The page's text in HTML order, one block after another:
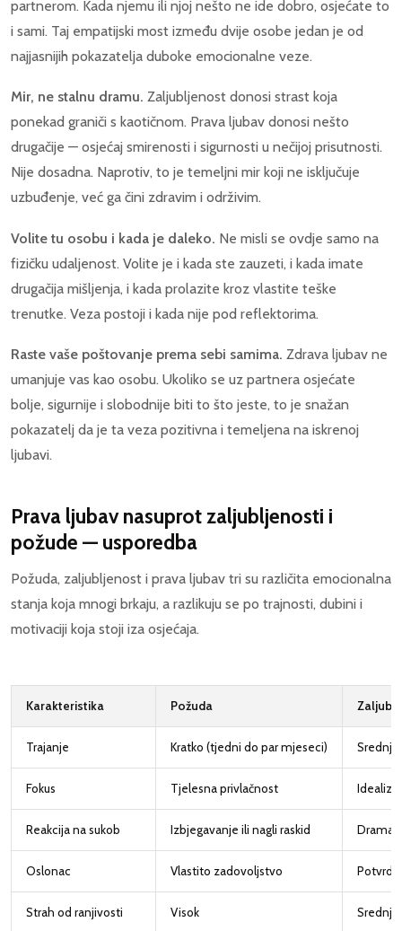
partnerom. Kada njemu ili njoj nešto ne ide dobro, osjećate to
i sami. Taj empatijski most između dvije osobe jedan je od
najjasnijih pokazatelja duboke emocionalne veze.
Mir, ne stalnu dramu. Zaljubljenost donosi strast koja
ponekad graniči s kaotičnom. Prava ljubav donosi nešto
drugačije — osjećaj smirenosti i sigurnosti u nečijoj prisutnosti.
Nije dosadna. Naprotiv, to je temeljni mir koji ne isključuje
uzbuđenje, već ga čini zdravim i održivim.
Volite tu osobu i kada je daleko. Ne misli se ovdje samo na
fizičku udaljenost. Volite je i kada ste zauzeti, i kada imate
drugačija mišljenja, i kada prolazite kroz vlastite teške
trenutke. Veza postoji i kada nije pod reflektorima.
Raste vaše poštovanje prema sebi samima. Zdrava ljubav ne
umanjuje vas kao osobu. Ukoliko se uz partnera osjećate
bolje, sigurnije i slobodnije biti to što jeste, to je snažan
pokazatelj da je ta veza pozitivna i temeljena na iskrenoj
ljubavi.
Prava ljubav nasuprot zaljubljenosti i
požude — usporedba
Požuda, zaljubljenost i prava ljubav tri su različita emocionalna
stanja koja mnogi brkaju, a razlikuju se po trajnosti, dubini i
motivaciji koja stoji iza osjećaja.
Karakteristika Požuda
Trajanje Kratko (tjedni do par mjeseci) Srednje
Fokus Tjelesna privlačnost
Reakcija na sukob Izbjegavanje ili nagli raskid
Oslonac Vlastito zadovoljstvo Potvrda
Strah od ranjivosti Visok Srednji